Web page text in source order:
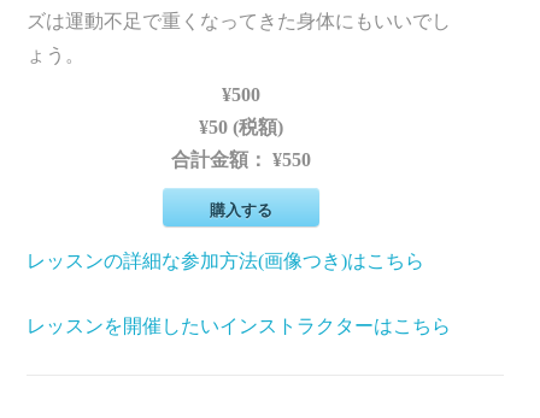
ズは運動不足で重くなってきた身体にもいいでし
ょう。
¥500
¥50 (税額)
合計金額：¥550
購入する
レッスンの詳細な参加方法(画像つき)はこちら
レッスンを開催したいインストラクターはこちら